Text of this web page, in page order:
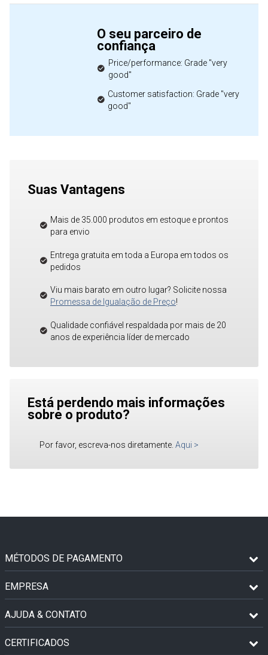
O seu parceiro de
confiança
Price/performance: Grade "very
good"
Customer satisfaction: Grade "very
good"
Suas Vantagens
Mais de 35.000 produtos em estoque e prontos
para envio
Entrega gratuita em toda a Europa em todos os
pedidos
Viu mais barato em outro lugar? Solicite nossa
Promessa de Igualação de Preço!
Qualidade confiável respaldada por mais de 20
anos de experiência líder de mercado
Está perdendo mais informações
sobre o produto?
Por favor, escreva-nos diretamente. Aqui >
MÉTODOS DE PAGAMENTO
EMPRESA
AJUDA & CONTATO
CERTIFICADOS